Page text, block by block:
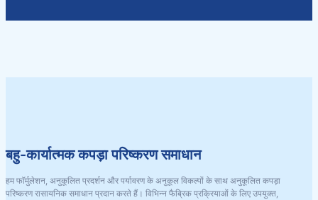
बहु-कार्यात्मक कपड़ा परिष्करण समाधान
हम फॉर्मुलेशन, अनुकूलित प्रदर्शन और पर्यावरण के अनुकूल विकल्पों के साथ अनुकूलित कपड़ा
परिष्करण रासायनिक समाधान प्रदान करते हैं। विभिन्न फैब्रिक प्रक्रियाओं के लिए उपयुक्त,